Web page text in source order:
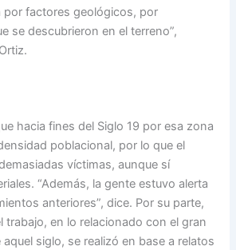
por factores geológicos, por
se descubrieron en el terreno”,
hacia fines del Siglo 19 por esa zona
poblacional, por lo que el
víctimas, aunque sí
“Además, la gente estuvo alerta
anteriores”, dice. Por su parte,
trabajo, en lo relacionado con el gran
siglo, se realizó en base a relatos